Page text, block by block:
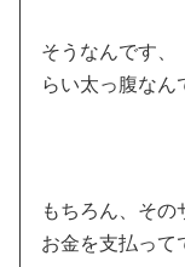
そうなんです、
らい太っ腹なん
もちろん、その
お金を支払って